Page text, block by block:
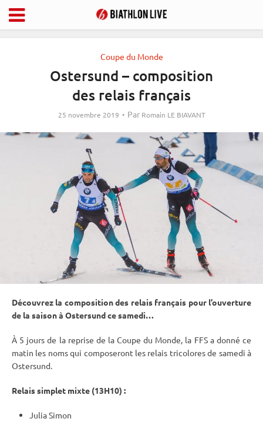
Coupe du Monde
Ostersund – composition
des relais français
25 novembre 2019 Par Romain LE BIAVANT
Découvrez la composition des relaisfrançais pour l’ouverture
de la saison à Ostersundce samedi…
À 5 jours de la reprise de laCoupe du Monde, la FFS a donné ce
matin les noms qui composeront les relais tricolores de samedi à
Ostersund.
Relaissimplet mixte (13H10) :
Julia Simon